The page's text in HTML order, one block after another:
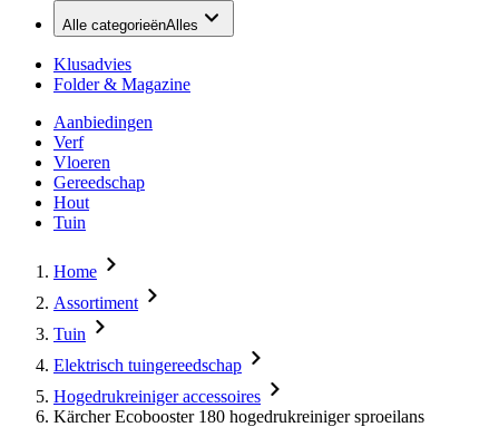
Alle categorieënAlles
Klusadvies
Folder & Magazine
Aanbiedingen
Verf
Vloeren
Gereedschap
Hout
Tuin
Home
Assortiment
Tuin
Elektrisch tuingereedschap
Hogedrukreiniger accessoires
Kärcher Ecobooster 180 hogedrukreiniger sproeilans